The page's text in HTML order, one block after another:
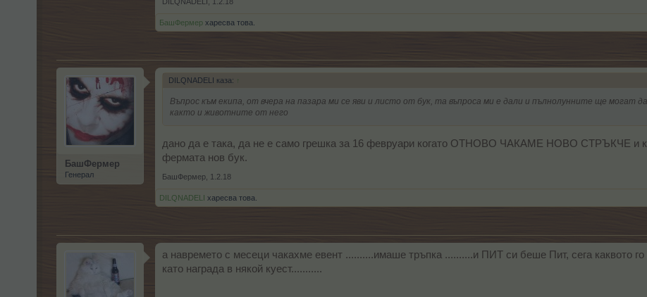
БашФермер харесва това.
БашФермер
Генерал
DILQNADELI каза: ↑
Въпрос към екипа, от вчера на пазара ми се яви и листо от бук, та въпроса ми е дали и пълнолунните ще могат
както и животните от него
дано да е така, да не е само грешка за 16 февруари когато ОТНОВО ЧАКАМЕ НОВО СТРЪКЧЕ и
фермата нов бук.
БашФермер 1.2.18
DILQNADELI харесва това.
а навремето с месеци чакахме евент ..........имаше тръпка ..........и ПИТ си беше Пит, сега каквото
като награда в някой куест...........